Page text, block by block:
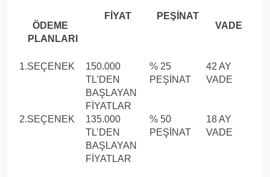
ÖDEME
PLANLARI
FİYAT
PEŞİNAT
VADE
1.SEÇENEK
150.000
TL’DEN
BAŞLAYAN
FİYATLAR
% 25
PEŞİNAT
42 AY
VADE
2.SEÇENEK
135.000
TL’DEN
BAŞLAYAN
FİYATLAR
% 50
PEŞİNAT
18 AY
VADE